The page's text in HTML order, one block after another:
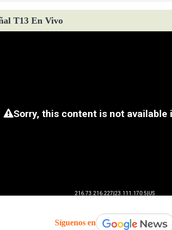
T13 En Vivo
Síguenos en